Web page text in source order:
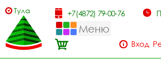
Тула +7(4872) 79-00-76
Меню
Вход